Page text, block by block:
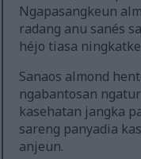
Ngapasangkeun
radang anu sanés
héjo tiasa
Sanaos almond
ngabantosan
kasehatan jangka
sareng panyadia
anjeun.